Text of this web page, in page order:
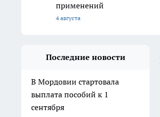
применений
4 августа
Последние новости
В Мордовии стартовала
выплата пособий к 1
сентября